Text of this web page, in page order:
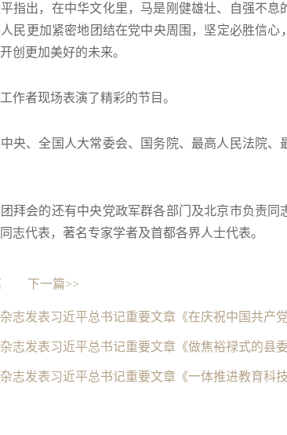
指出，在中华文化里，马是刚健雄壮、自强不
民更加紧密地团结在党中央周围，坚定必胜信
创更加美好的未来。
作者现场表演了精彩的节目。
央、全国人大常委会、国务院、最高人民法院
拜会的还有中央党政军群各部门及北京市负责同
志代表，著名专家学者及首都各界人士代表。
下一篇>>
杂志发表习近平总书记重要文章《在庆祝中国共产
杂志发表习近平总书记重要文章《做焦裕禄式的县委
杂志发表习近平总书记重要文章《一体推进教育科